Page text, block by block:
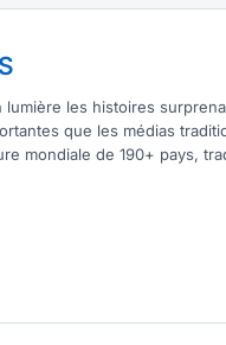
lumière les histoires
que les médias
mondiale de 190+ pays,